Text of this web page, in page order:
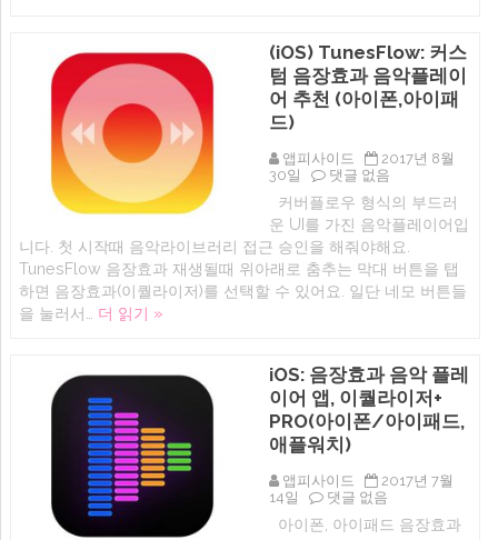
플
추
천
에
면,
백
색
소
악
플
이
어
(Sleep
Timer
with
relaxing
아
이
폰,
아
이
패
드
추
천
어
(iOS) TunesFlow: 커스
텀 음장효과 음악플레이
어 추천 (아이폰,아이패
드)
앱피사이드
2017년 8월
30일
(iOS)
커
스
텀
음
장
효
레
이
어
추
천
(아
이
폰,
아
이
댓글 없음
커버플로우 형식의 부드러
운 UI를 가진 음악플레이어입
니다. 첫 시작때 음악라이브러리 접근 승인을 해줘야해요.
TunesFlow 음장효과 재생될때 위아래로 춤추는 막대 버튼을 탭
하면 음장효과(이퀄라이저)를 선택할 수 있어요. 일단 네모 버튼들
을 눌러서… 더 읽기 »
iOS: 음장효과 음악 플레
이어 앱, 이퀄라이저+
PRO(아이폰/아이패드,
애플워치)
앱피사이드
2017년 7월
14일
iOS:
장
댓글 없음
아이폰, 아이패드 음장효과